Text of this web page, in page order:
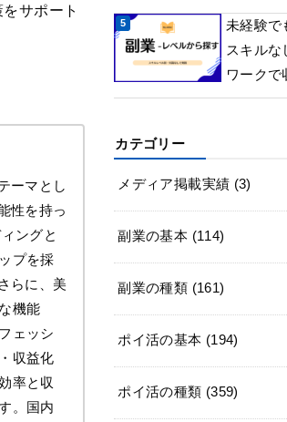
サポート
ーマとし
性を持っ
ングと
プを採
らに、美
機能
ェッシ
収益化
率と収
。国内
未経験で
スキルな
ワークで
カテゴリー
メディア掲載実績 (3)
副業の基本 (114)
副業の種類 (161)
ポイ活の基本 (194)
ポイ活の種類 (359)